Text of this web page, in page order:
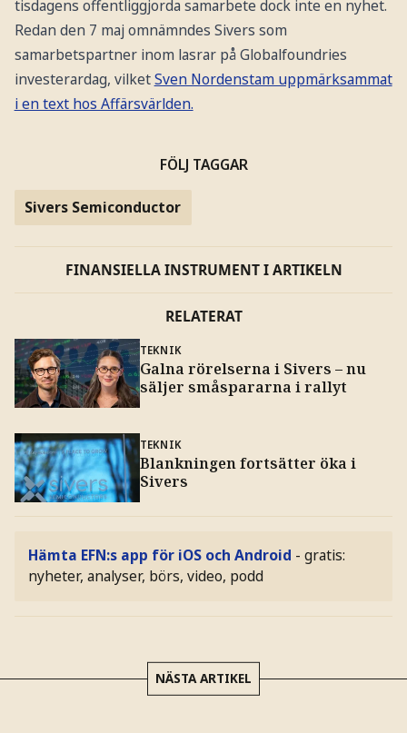
tisdagens offentliggjorda samarbete dock inte en nyhet.
Redan den 7 maj omnämndes Sivers som
samarbetspartner inom lasrar på Globalfoundries
investerardag, vilketSven Nordenstam uppmärksammat
i en text hos Affärsvärlden.
FÖLJ TAGGAR
Sivers Semiconductor
FINANSIELLA INSTRUMENT I ARTIKELN
RELATERAT
TEKNIK
Galna rörelserna i Sivers – nu
säljer småspararna i rallyt
TEKNIK
Blankningen fortsätter öka i
Sivers
Hämta EFN:s app för iOS och Android - gratis:
nyheter, analyser, börs, video, podd
NÄSTA ARTIKEL